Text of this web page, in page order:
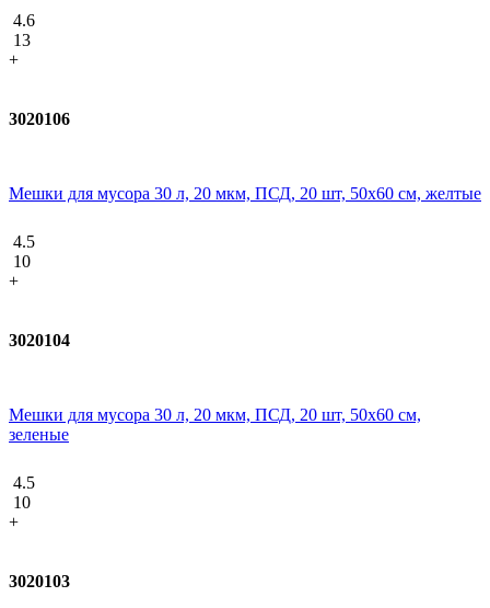
4.6
13
+
3020106
Мешки для мусора 30 л, 20 мкм, ПСД, 20 шт, 50х60 см, желтые
4.5
10
+
3020104
Мешки для мусора 30 л, 20 мкм, ПСД, 20 шт, 50х60 см,
зеленые
4.5
10
+
3020103